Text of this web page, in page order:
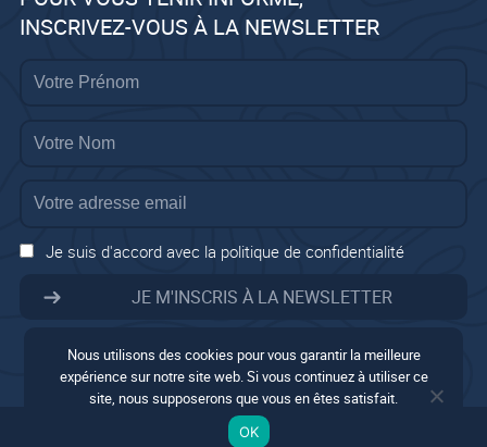
INSCRIVEZ-VOUS À LA NEWSLETTER
Je suis d'accord avec la politique de confidentialité
Mentions légales
Nous utilisons des cookies pour vous garantir la meilleure
expérience sur notre site web. Si vous continuez à utiliser ce
site, nous supposerons que vous en êtes satisfait.
OK